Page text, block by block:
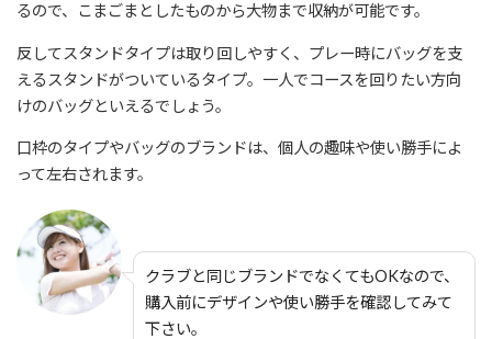
るので、こまごまとしたものから大物まで収納が可能です。
反してスタンドタイプは取り回しやすく、プレー時にバッグを支
えるスタンドがついているタイプ。一人でコースを回りたい方向
けのバッグといえるでしょう。
口枠のタイプやバッグのブランドは、個人の趣味や使い勝手によ
って左右されます。
クラブと同じブランドでなくてもOKなので、
購入前にデザインや使い勝手を確認してみて
下さい。